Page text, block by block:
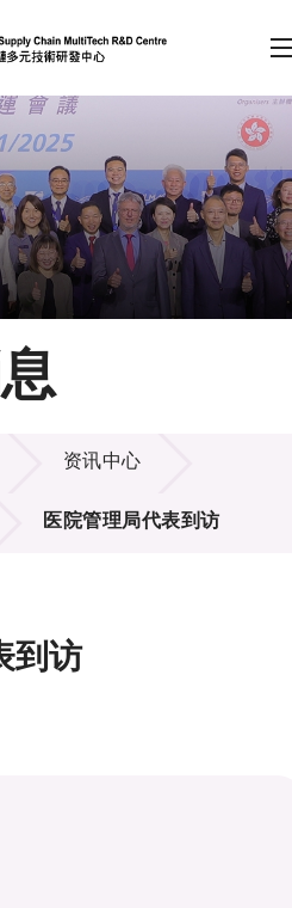
回车键）
会员登录
A A EN 繁 简
资讯中心
医院管理局代表到访
到访